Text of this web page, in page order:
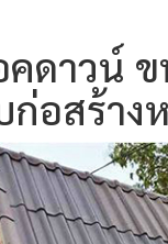
ดาวน์
ก่อสร้าง